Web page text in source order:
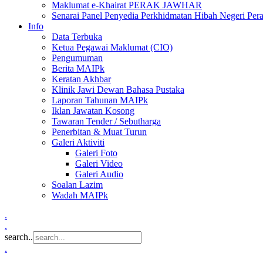
Maklumat e-Khairat PERAK JAWHAR
Senarai Panel Penyedia Perkhidmatan Hibah Negeri
Info
Data Terbuka
Ketua Pegawai Maklumat (CIO)
Pengumuman
Berita MAIPk
Keratan Akhbar
Klinik Jawi Dewan Bahasa Pustaka
Laporan Tahunan MAIPk
Iklan Jawatan Kosong
Tawaran Tender / Sebutharga
Penerbitan & Muat Turun
Galeri Aktiviti
Galeri Foto
Galeri Video
Galeri Audio
Soalan Lazim
Wadah MAIPk
.
.
search..
.